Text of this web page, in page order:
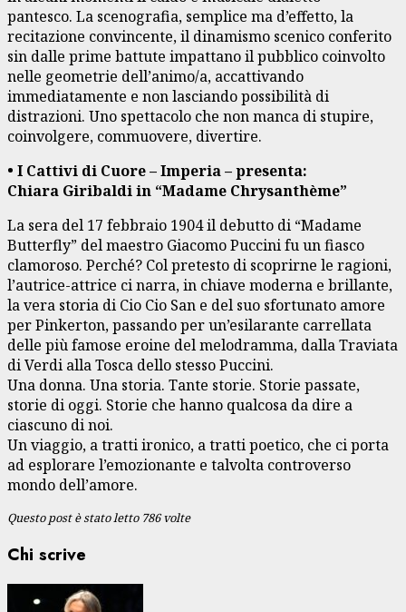
pantesco. La scenografia, semplice ma d’effetto, la
recitazione convincente, il dinamismo scenico conferito
sin dalle prime battute impattano il pubblico coinvolto
nelle geometrie dell’animo/a, accattivando
immediatamente e non lasciando possibilità di
distrazioni. Uno spettacolo che non manca di stupire,
coinvolgere, commuovere, divertire.
• I Cattivi di Cuore – Imperia – presenta:
Chiara Giribaldi in “Madame Chrysanthème”
La sera del 17 febbraio 1904 il debutto di “Madame
Butterfly” del maestro Giacomo Puccini fu un fiasco
clamoroso. Perché? Col pretesto di scoprirne le ragioni,
l’autrice-attrice ci narra, in chiave moderna e brillante,
la vera storia di Cio Cio San e del suo sfortunato amore
per Pinkerton, passando per un’esilarante carrellata
delle più famose eroine del melodramma, dalla Traviata
di Verdi alla Tosca dello stesso Puccini.
Una donna. Una storia. Tante storie. Storie passate,
storie di oggi. Storie che hanno qualcosa da dire a
ciascuno di noi.
Un viaggio, a tratti ironico, a tratti poetico, che ci porta
ad esplorare l’emozionante e talvolta controverso
mondo dell’amore.
Questo post è stato letto 786 volte
Chi scrive